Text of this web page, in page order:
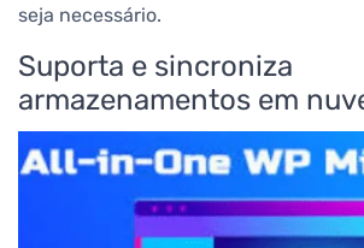
seja necessário.
Suporta e sincroniza
armazenamentos em